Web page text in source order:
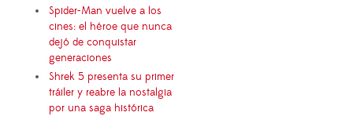
Spider-Man vuelve a los
cines: el héroe que nunca
dejó de conquistar
generaciones
Shrek 5 presenta su primer
tráiler y reabre la nostalgia
por una saga histórica